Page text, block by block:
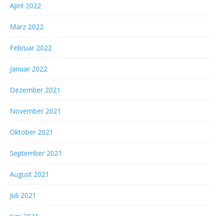
April 2022
März 2022
Februar 2022
Januar 2022
Dezember 2021
November 2021
Oktober 2021
September 2021
August 2021
Juli 2021